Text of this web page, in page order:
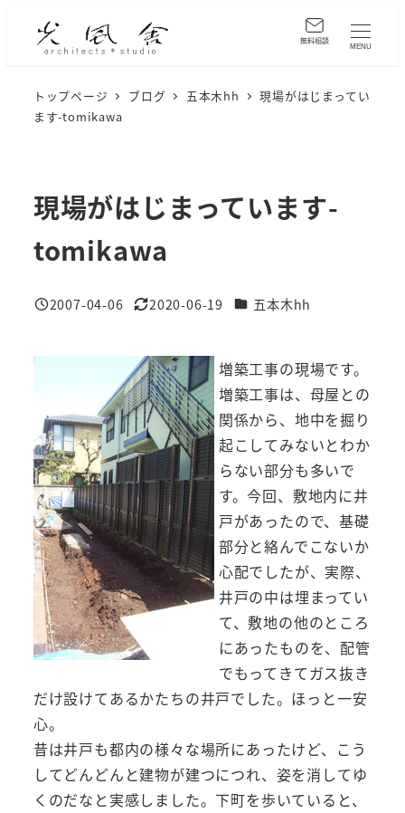
MENU
トップページ ブログ 五本木hh
現場がはじまってい
ます-tomikawa
現場がはじまっています-
tomikawa
投稿日
2007-04-06
更新日
2020-06-19 カテゴリー
五本木hh
増築工事の現場です。
増築工事は、母屋との
関係から、地中を掘り
起こしてみないとわか
らない部分も多いで
す。今回、敷地内に井
戸があったので、基礎
部分と絡んでこないか
心配でしたが、実際、
井戸の中は埋まってい
て、敷地の他のところ
にあったものを、配管
でもってきてガス抜き
だけ設けてあるかたちの井戸でした。ほっと一安
心。
昔は井戸も都内の様々な場所にあったけど、こう
してどんどんと建物が建つにつれ、姿を消してゆ
くのだなと実感しました。下町を歩いていると、
無料相談